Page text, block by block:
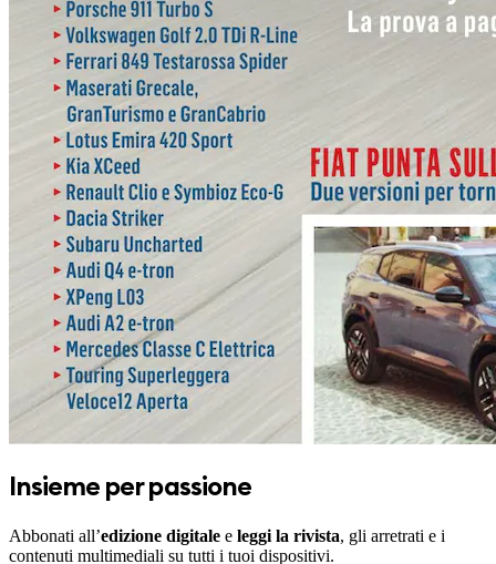
Insieme per passione
Abbonati all’edizione digitale e leggi la rivista, gli arretrati e i
contenuti multimediali su tutti i tuoi dispositivi.